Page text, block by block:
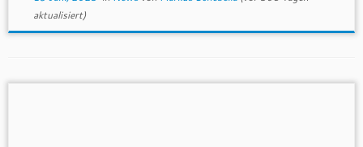
aktualisiert)